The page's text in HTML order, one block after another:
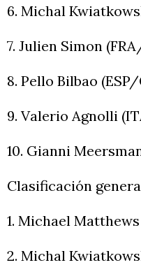
6. Michal
7. Julien Simon
8. Pello Bilbao
9. Valerio Agnolli
10. Gianni
Clasificación
1. Michael
2. Michal